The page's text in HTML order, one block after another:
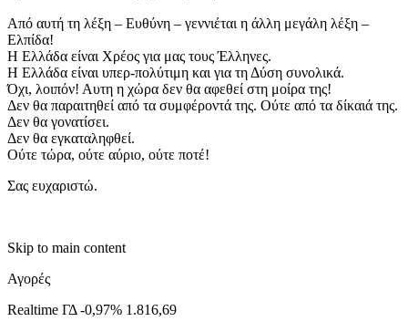
Από αυτή τη λέξη – Ευθύνη – γεννιέται η άλλη μεγάλη λέξη –
Ελπίδα!
​Η Ελλάδα είναι Χρέος για μας τους Έλληνες.
​Η Ελλάδα είναι υπερ-πολύτιμη και για τη Δύση συνολικά.
​Όχι, λοιπόν! Αυτη η χώρα δεν θα αφεθεί στη μοίρα της!
​Δεν θα παραιτηθεί από τα συμφέροντά της. Oύτε από τα δίκαιά της.
​Δεν θα γονατίσει.
​Δεν θα εγκαταληφθεί.
​Ούτε τώρα, ούτε αύριο, ούτε ποτέ!
​Σας ευχαριστώ.
Skip to main content
Αγορές
Realtime ΓΔ -0,97% 1.816,69